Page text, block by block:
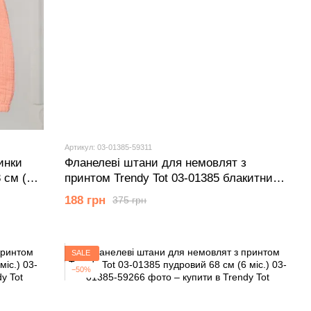
см (6
Артикул: 03-01385-59311
Фланелеві штани для немовлят з
принтом Trendy Tot 03-01385 блакитний
80 см (12 мiс.)
375 грн
188 грн
SALE
−50%